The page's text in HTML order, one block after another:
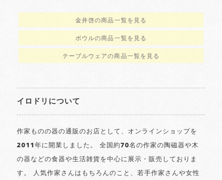
金井啓の商品一覧を見る
ボウルの商品一覧を見る
テーブルウェアの商品一覧を見る
イロドリについて
作家ものの器の通販のお店として、オンラインショップを
2011年に開業しました。 全国約70名の作家の陶磁器や木
の器などの食器や生活雑貨を中心に展示・販売しておりま
す。 人気作家さんはもちろんのこと、若手作家さんや女性